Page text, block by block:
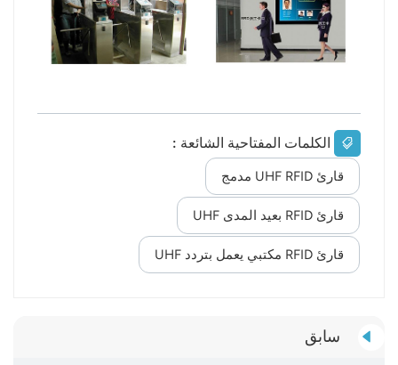
الكلمات المفتاحية الشائعة :
قارئ UHF RFID مدمج
قارئ RFID بعيد المدى UHF
قارئ RFID مكتبي يعمل بتردد UHF
سابق